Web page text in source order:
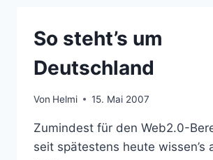
So steht’s um
Deutschland
Von Helmi 15. Mai 2007
Zumindest für den Web2.0-
seit spätestens heute wissen’s